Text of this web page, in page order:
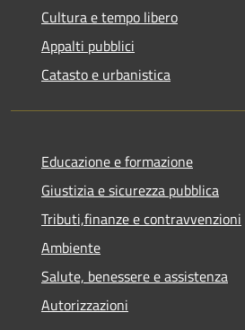
Cultura e tempo libero
Appalti pubblici
Catasto e urbanistica
Educazione e formazione
Giustizia e sicurezza pubblica
Tributi,finanze e contravvenzioni
Ambiente
Salute, benessere e assistenza
Autorizzazioni